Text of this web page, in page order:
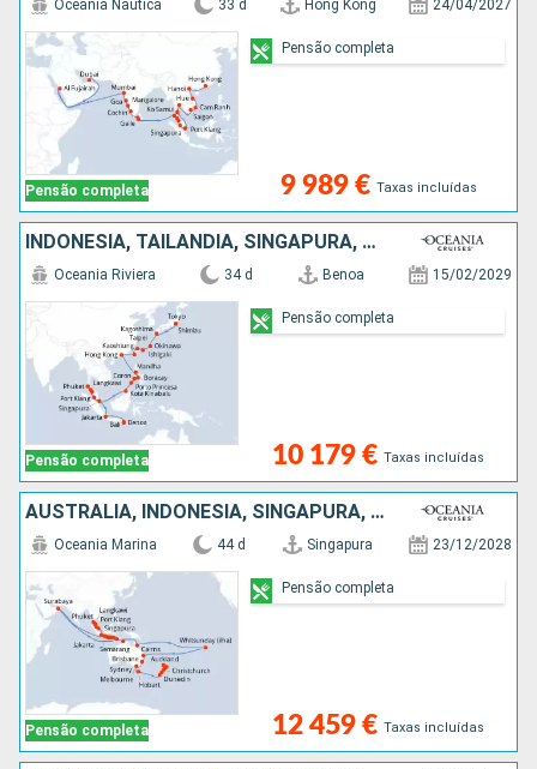
Pensão completa
Oceania Nautica 33 d Hong Kong 24/04/2027
9 989 € Taxas incluídas
Pensão completa
INDONÉSIA, TAILÂNDIA, SINGAPURA, MALÁSIA, FILIPINAS, CHINA, TAIWAN, JAPÃO
Pensão completa
Oceania Riviera 34 d Benoa 15/02/2029
10 179 € Taxas incluídas
Pensão completa
AUSTRALIA, INDONÉSIA, SINGAPURA, NOVA ZELANDIA, MALÁSIA, TAILÂNDIA
Pensão completa
Oceania Marina 44 d Singapura 23/12/2028
12 459 € Taxas incluídas
Pensão completa